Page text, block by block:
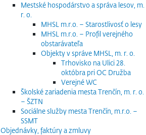
Mestské hospodárstvo a správa lesov, m.
r. o.
MHSL m.r.o. – Starostlivosť o lesy
MHSL m.r.o. – Profil verejného
obstarávateľa
Objekty v správe MHSL, m. r. o.
Trhovisko na Ulici 28.
októbra pri OC Družba
Verejné WC
Školské zariadenia mesta Trenčín, m. r. o.
– ŠZTN
Sociálne služby mesta Trenčín, m.r.o. –
SSMT
Objednávky, faktúry a zmluvy